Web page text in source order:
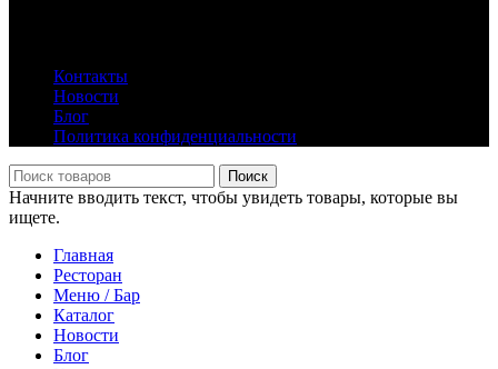
Контакты
Новости
Блог
Политика конфиденциальности
Поиск
Начните вводить текст, чтобы увидеть товары, которые вы
ищете.
Главная
Ресторан
Меню / Бар
Каталог
Новости
Блог